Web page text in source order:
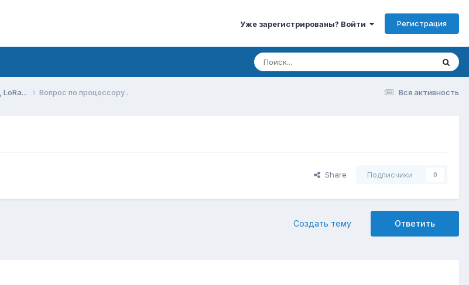
Уже зарегистрированы? Войти Регистрация
Вся активность
Вопрос по процессору .
Share Подписчики 0
Ответить
Создать тему